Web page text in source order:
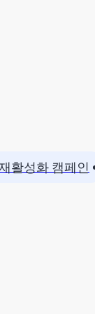
활성화 캠페인